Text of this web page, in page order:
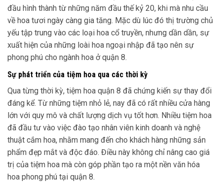
đầu hình thành từ những năm đầu thế kỷ 20, khi mà nhu cầu
về hoa tươi ngày càng gia tăng. Mặc dù lúc đó thị trường chủ
yếu tập trung vào các loại hoa cổ truyền, nhưng dần dần, sự
xuất hiện của những loài hoa ngoại nhập đã tạo nên sự
phong phú cho ngành hoa ở quận 8.
Sự phát triển của tiệm hoa qua các thời kỳ
Qua từng thời kỳ, tiệm hoa quận 8 đã chứng kiến sự thay đổi
đáng kể. Từ những tiệm nhỏ lẻ, nay đã có rất nhiều cửa hàng
lớn với quy mô và chất lượng dịch vụ tốt hơn. Nhiều tiệm hoa
đã đầu tư vào việc đào tạo nhân viên kinh doanh và nghệ
thuật cắm hoa, nhằm mang đến cho khách hàng những sản
phẩm đẹp mắt và độc đáo. Điều này không chỉ nâng cao giá
trị của tiệm hoa mà còn góp phần tạo ra một nền văn hóa
hoa phong phú tại quận 8.